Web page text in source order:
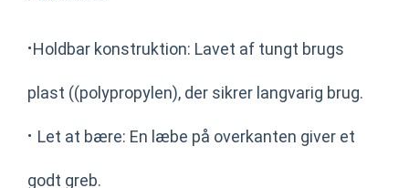
·Holdbar konstruktion: Lavet af tungt brugs
plast ((polypropylen), der sikrer langvarig brug.
· Let at bære: En læbe på overkanten giver et
godt greb.